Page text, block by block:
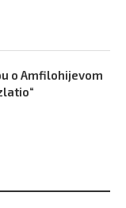
o Amfilohijevom